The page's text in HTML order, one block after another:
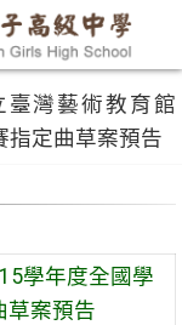
臺灣藝術教育館
指定曲草案預告
學年度全國學
草案預告